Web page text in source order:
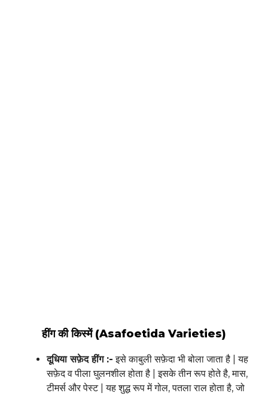
हींग की किस्में (Asafoetida Varieties)
दूधिया सफ़ेद हींग :- इसे काबुली सफ़ेदा भी बोला जाता है | यह
सफ़ेद व पीला घुलनशील होता है | इसके तीन रूप होते है, मास,
टीमर्स और पेस्ट | यह शुद्ध रूप में गोल, पतला राल होता है, जो